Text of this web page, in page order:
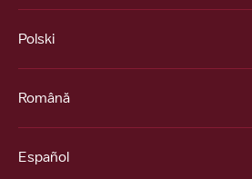
Polski
Română
Español